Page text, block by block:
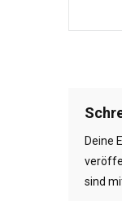
Deine
sind